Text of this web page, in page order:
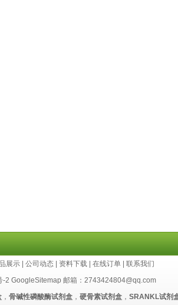
展示 公司动态 资料下载 在线订单
联系我们
-2 GoogleSitemap 邮箱：2743424804@qq.com
， 骨碱性磷酸酶试剂盒 ， 硬骨素试剂盒 ， SRANKL试剂